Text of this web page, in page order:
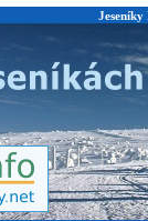
Jeseníky